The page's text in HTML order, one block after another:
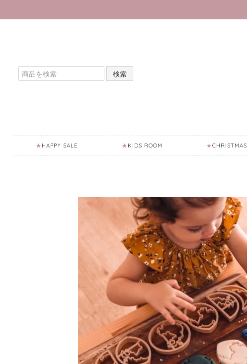
検索
HAPPY SALE KIDS ROOM CHRISTMAS